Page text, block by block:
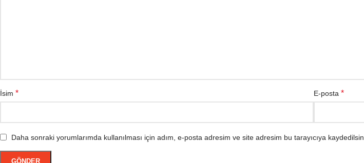
İsim * E-posta *
Daha sonraki yorumlarımda kullanılması için adım, e-posta adresim ve site adresim bu tarayıcıya kaydedilsin.